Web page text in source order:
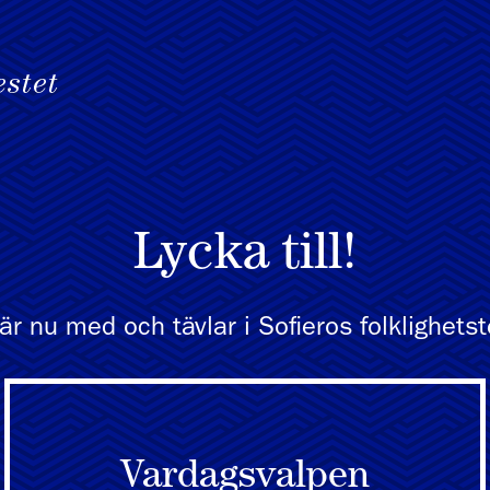
Lycka till!
nu med och tävlar i Sofieros
Vardagsvalpen